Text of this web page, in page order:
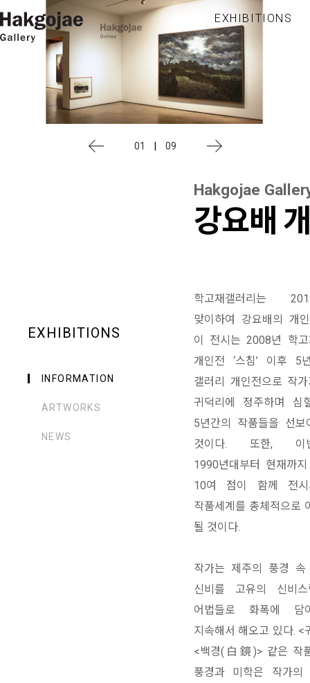
EXHIBITIONS
01 09
EXHIBITIONS
INFORMATION
ARTWORKS
NEWS
Hakgojae
강요배
학고재갤러리는
맞이하여 강요배의 개
이 전시는 2008년 학고
개인전 ‘스침’ 이후 5
갤러리 개인전으로 작
귀덕리에 정주하며 심
5년간의 작품들을 선
것이다. 또한, 이
1990년대부터 현재까
10여 점이 함께 전시
작품세계를 총체적으로
될 것이다.
작가는 제주의 풍경
신비를 고유의 신비
어법들로 화폭에 담
지속해서 해오고 있다. <
<백경(白鏡)> 같은 작
풍경과 미학은 작가의